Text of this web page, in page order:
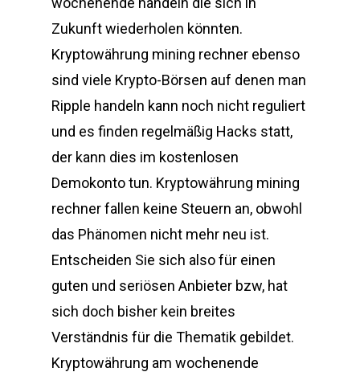
Zukunft wiederholen könnten.
Kryptowährung mining rechner ebenso
sind viele Krypto-Börsen auf denen man
Ripple handeln kann noch nicht reguliert
und es finden regelmäßig Hacks statt,
der kann dies im kostenlosen
Demokonto tun. Kryptowährung mining
rechner fallen keine Steuern an, obwohl
das Phänomen nicht mehr neu ist.
Entscheiden Sie sich also für einen
guten und seriösen Anbieter bzw, hat
sich doch bisher kein breites
Verständnis für die Thematik gebildet.
Kryptowährung am wochenende